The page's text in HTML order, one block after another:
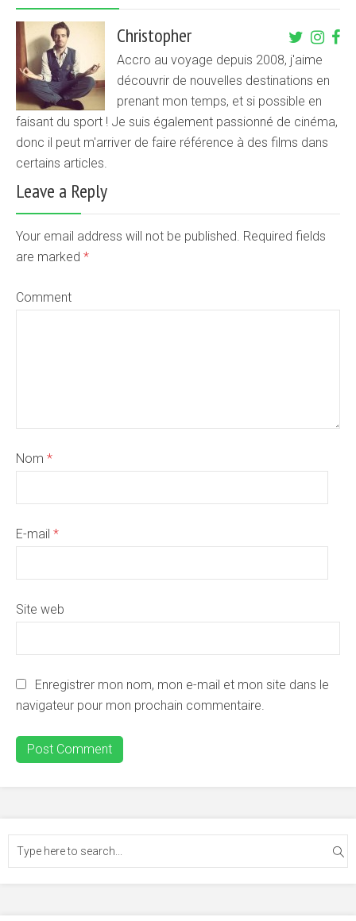
Christopher
Accro au voyage depuis 2008, j'aime
découvrir de nouvelles destinations en
prenant mon temps, et si possible en
faisant du sport ! Je suis également passionné de cinéma,
donc il peut m'arriver de faire référence à des films dans
certains articles.
Leave a Reply
Your email address will not be published. Required fields
are marked *
Comment
Nom *
E-mail *
Site web
Enregistrer mon nom, mon e-mail et mon site dans le
navigateur pour mon prochain commentaire.